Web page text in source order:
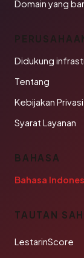
Domain yang
Didukung
Tentang
Kebijakan Privasi
Syarat Layanan
BAHASA
Bahasa
TAUTAN
LestarinScore